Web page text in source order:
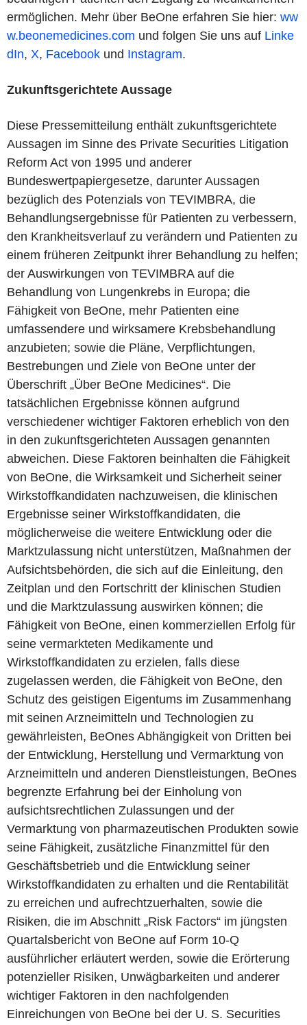
ermöglichen. Mehr über BeOne erfahren Sie hier: ww
w.beonemedicines.com und folgen Sie uns auf Linke
dIn, X, Facebook und Instagram.
Zukunftsgerichtete Aussage
Diese Pressemitteilung enthält zukunftsgerichtete
Aussagen im Sinne des Private Securities Litigation
Reform Act von 1995 und anderer
Bundeswertpapiergesetze, darunter Aussagen
bezüglich des Potenzials von TEVIMBRA, die
Behandlungsergebnisse für Patienten zu verbessern,
den Krankheitsverlauf zu verändern und Patienten zu
einem früheren Zeitpunkt ihrer Behandlung zu helfen;
der Auswirkungen von TEVIMBRA auf die
Behandlung von Lungenkrebs in Europa; die
Fähigkeit von BeOne, mehr Patienten eine
umfassendere und wirksamere Krebsbehandlung
anzubieten; sowie die Pläne, Verpflichtungen,
Bestrebungen und Ziele von BeOne unter der
Überschrift „Über BeOne Medicines“. Die
tatsächlichen Ergebnisse können aufgrund
verschiedener wichtiger Faktoren erheblich von den
in den zukunftsgerichteten Aussagen genannten
abweichen. Diese Faktoren beinhalten die Fähigkeit
von BeOne, die Wirksamkeit und Sicherheit seiner
Wirkstoffkandidaten nachzuweisen, die klinischen
Ergebnisse seiner Wirkstoffkandidaten, die
möglicherweise die weitere Entwicklung oder die
Marktzulassung nicht unterstützen, Maßnahmen der
Aufsichtsbehörden, die sich auf die Einleitung, den
Zeitplan und den Fortschritt der klinischen Studien
und die Marktzulassung auswirken können; die
Fähigkeit von BeOne, einen kommerziellen Erfolg für
seine vermarkteten Medikamente und
Wirkstoffkandidaten zu erzielen, falls diese
zugelassen werden, die Fähigkeit von BeOne, den
Schutz des geistigen Eigentums im Zusammenhang
mit seinen Arzneimitteln und Technologien zu
gewährleisten, BeOnes Abhängigkeit von Dritten bei
der Entwicklung, Herstellung und Vermarktung von
Arzneimitteln und anderen Dienstleistungen, BeOnes
begrenzte Erfahrung bei der Einholung von
aufsichtsrechtlichen Zulassungen und der
Vermarktung von pharmazeutischen Produkten sowie
seine Fähigkeit, zusätzliche Finanzmittel für den
Geschäftsbetrieb und die Entwicklung seiner
Wirkstoffkandidaten zu erhalten und die Rentabilität
zu erreichen und aufrechtzuerhalten, sowie die
Risiken, die im Abschnitt „Risk Factors“ im jüngsten
Quartalsbericht von BeOne auf Form 10-Q
ausführlicher erläutert werden, sowie die Erörterung
potenzieller Risiken, Unwägbarkeiten und anderer
wichtiger Faktoren in den nachfolgenden
Einreichungen von BeOne bei der U. S. Securities